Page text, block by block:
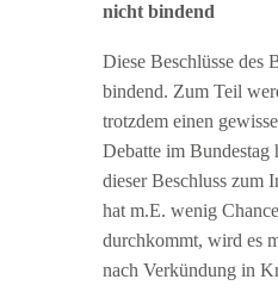
nicht bindend
Diese Beschlüsse des
bindend. Zum Teil
trotzdem einen
Debatte im Bundestag
dieser Beschluss zum
hat m.E. wenig
durchkommt, wird es
nach Verkündung in